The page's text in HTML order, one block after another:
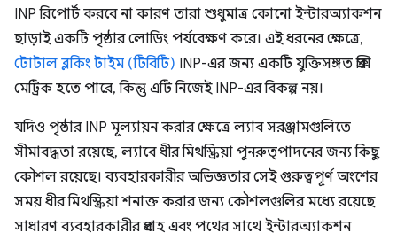
INP রিপোর্ট করবে না কারণ তারা শুধুমাত্র কোনো ইন্টারঅ্যাকশন
ছাড়াই একটি পৃষ্ঠার লোডিং পর্যবেক্ষণ করে। এই ধরনের ক্ষেত্রে,
টোটাল ব্লকিং টাইম (টিবিটি) INP-এর জন্য একটি যুক্তিসঙ্গত প্রক্সি
মেট্রিক হতে পারে, কিন্তু এটি নিজেই INP-এর বিকল্প নয়।
যদিও পৃষ্ঠার INP মূল্যায়ন করার ক্ষেত্রে ল্যাব সরঞ্জামগুলিতে
সীমাবদ্ধতা রয়েছে, ল্যাবে ধীর মিথস্ক্রিয়া পুনরুত্পাদনের জন্য কিছু
কৌশল রয়েছে। ব্যবহারকারীর অভিজ্ঞতার সেই গুরুত্বপূর্ণ অংশের
সময় ধীর মিথস্ক্রিয়া শনাক্ত করার জন্য কৌশলগুলির মধ্যে রয়েছে
সাধারণ ব্যবহারকারীর প্রবাহ এবং পথের সাথে ইন্টারঅ্যাকশন